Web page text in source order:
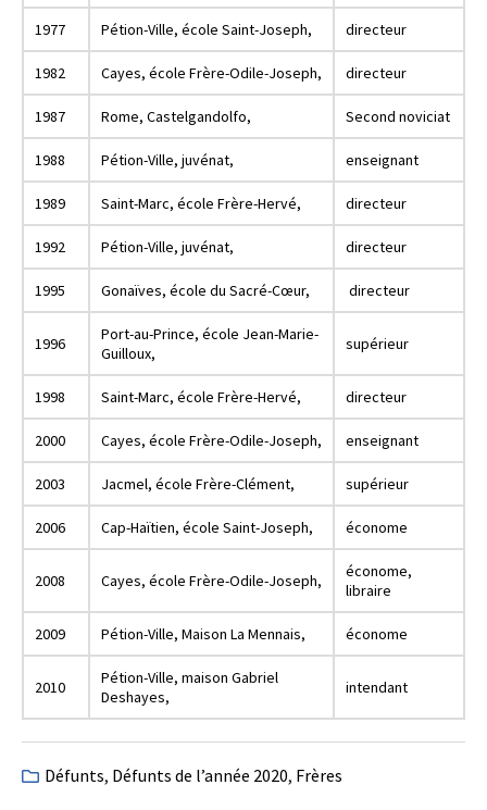
1977 Pétion-Ville, école Saint-Joseph, directeur
1982 Cayes, école Frère-Odile-Joseph, directeur
1987 Rome, Castelgandolfo, Second noviciat
1988 Pétion-Ville, juvénat, enseignant
1989 Saint-Marc, école Frère-Hervé, directeur
1992 Pétion-Ville, juvénat, directeur
1995 Gonaïves, école du Sacré-Cœur, directeur
1996
Port-au-Prince, école Jean-Marie-
Guilloux,
supérieur
1998 Saint-Marc, école Frère-Hervé, directeur
2000 Cayes, école Frère-Odile-Joseph, enseignant
2003 Jacmel, école Frère-Clément, supérieur
2006 Cap-Haïtien, école Saint-Joseph, économe
2008 Cayes, école Frère-Odile-Joseph,
économe,
libraire
2009 Pétion-Ville, Maison La Mennais, économe
2010
Pétion-Ville, maison Gabriel
Deshayes,
intendant
Défunts, Défunts de l’année 2020, Frères